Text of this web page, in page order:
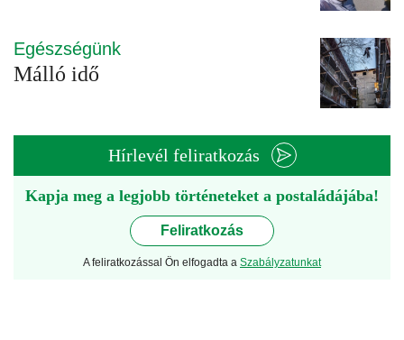
Egészségünk
Málló idő
Hírlevél feliratkozás
Kapja meg a legjobb történeteket a postaládájába!
Feliratkozás
A feliratkozással Ön elfogadta a Szabályzatunkat